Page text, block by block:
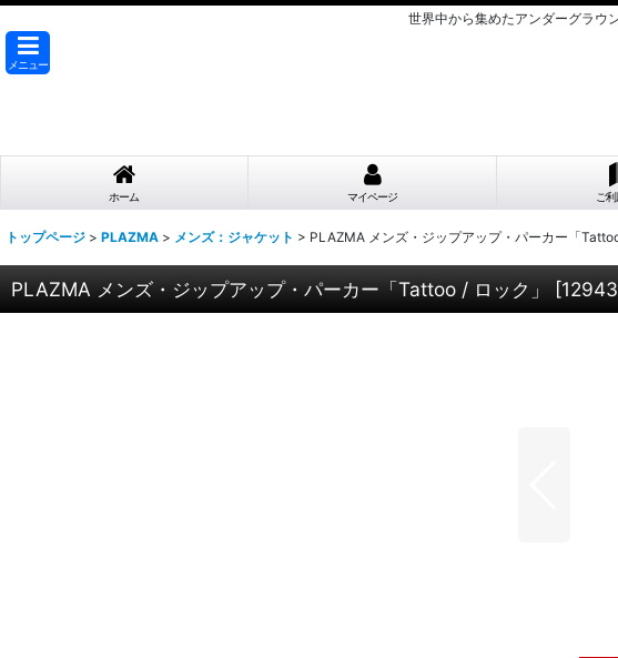
世界中から集めたアンダーグラウ
メニュー
ホーム マイページ ご
トップページ > PLAZMA > メンズ：ジャケット > PLAZMA メンズ・ジップアップ・パーカー「
PLAZMA メンズ・ジップアップ・パーカー「Tattoo / ロック」 [12943